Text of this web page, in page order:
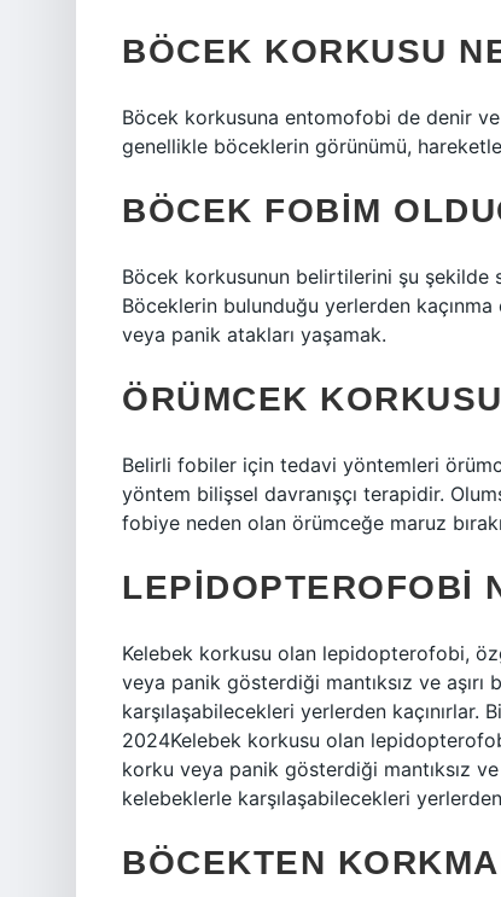
BÖCEK KORKUSU
Böcek korkusuna entomofobi de denir ve
genellikle böceklerin görünümü,
BÖCEK FOBIM
Böcek korkusunun belirtilerini şu şekilde
Böceklerin bulunduğu yerlerden kaçınma
veya panik atakları yaşamak.
ÖRÜMCEK
Belirli fobiler için tedavi yöntemleri
yöntem bilişsel davranışçı terapidir.
fobiye neden olan örümceğe maruz
LEPIDOPTEROFOBI
Kelebek korkusu olan lepidopterofobi,
veya panik gösterdiği mantıksız ve
karşılaşabilecekleri yerlerden
2024Kelebek korkusu olan
korku veya panik gösterdiği mantıksız
kelebeklerle karşılaşabilecekleri
BÖCEKTEN